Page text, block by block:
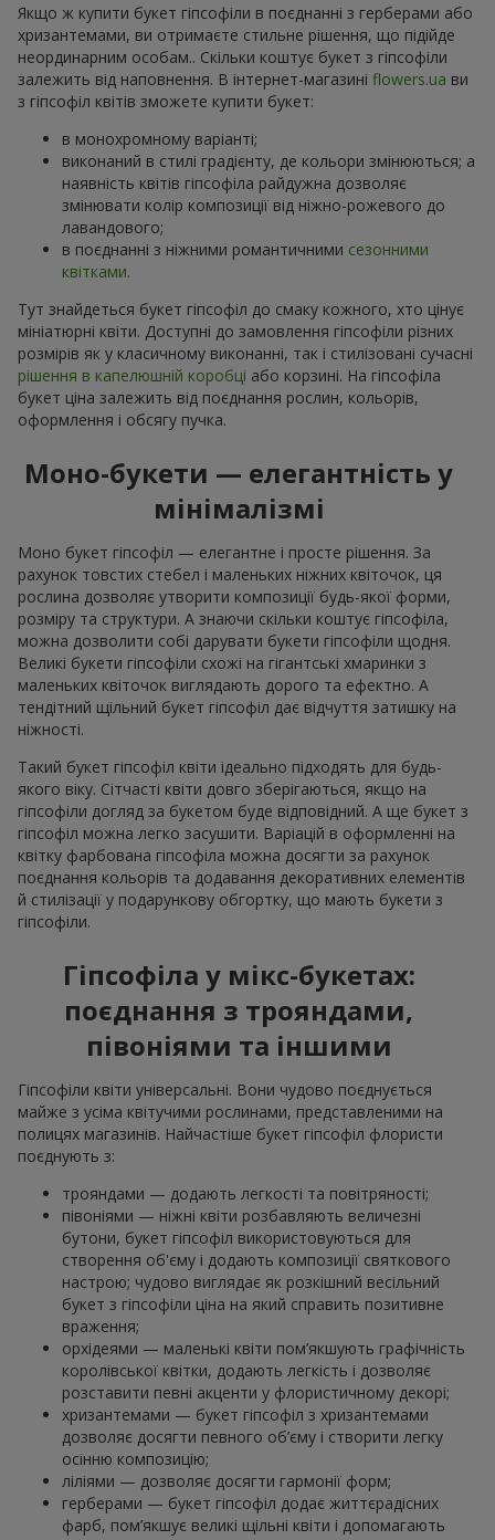
Якщо ж купити букет гіпсофіли в поєднанні з герберами або
хризантемами, ви отримаєте стильне рішення, що підійде
неординарним особам.. Скільки коштує букет з гіпсофіли
залежить від наповнення. В інтернет-магазині flowers.ua ви
з гіпсофіл квітів зможете купити букет:
в монохромному варіанті;
виконаний в стилі градієнту, де кольори змінюються; а
наявність квітів гіпсофіла райдужна дозволяє
змінювати колір композиції від ніжно-рожевого до
лавандового;
в поєднанні з ніжними романтичними сезонними
квітками.
Тут знайдеться букет гіпсофіл до смаку кожного, хто цінує
мініатюрні квіти. Доступні до замовлення гіпсофіли різних
розмірів як у класичному виконанні, так і стилізовані сучасні
рішення в капелюшній коробці або корзині. На гіпсофіла
букет ціна залежить від поєднання рослин, кольорів,
оформлення і обсягу пучка.
Моно-букети — елегантність у
мінімалізмі
Моно букет гіпсофіл — елегантне і просте рішення. За
рахунок товстих стебел і маленьких ніжних квіточок, ця
рослина дозволяє утворити композиції будь-якої форми,
розміру та структури. А знаючи скільки коштує гіпсофіла,
можна дозволити собі дарувати букети гіпсофіли щодня.
Великі букети гіпсофіли схожі на гігантські хмаринки з
маленьких квіточок виглядають дорого та ефектно. А
тендітний щільний букет гіпсофіл дає відчуття затишку на
ніжності.
Такий букет гіпсофіл квіти ідеально підходять для будь-
якого віку. Сітчасті квіти довго зберігаються, якщо на
гіпсофіли догляд за букетом буде відповідний. А ще букет з
гіпсофіл можна легко засушити. Варіацій в оформленні на
квітку фарбована гіпсофіла можна досягти за рахунок
поєднання кольорів та додавання декоративних елементів
й стилізації у подарункову обгортку, що мають букети з
гіпсофіли.
Гіпсофіла у мікс-букетах:
поєднання з трояндами,
півоніями та іншими
Гіпсофіли квіти універсальні. Вони чудово поєднується
майже з усіма квітучими рослинами, представленими на
полицях магазинів. Найчастіше букет гіпсофіл флористи
поєднують з:
трояндами — додають легкості та повітряності;
півоніями — ніжні квіти розбавляють величезні
бутони, букет гіпсофіл використовуються для
створення об'єму і додають композиції святкового
настрою; чудово виглядає як розкішний весільний
букет з гіпсофіли ціна на який справить позитивне
враження;
орхідеями — маленькі квіти пом’якшують графічність
королівської квітки, додають легкість і дозволяє
розставити певні акценти у флористичному декорі;
хризантемами — букет гіпсофіл з хризантемами
дозволяє досягти певного об’єму і створити легку
осінню композицію;
ліліями — дозволяє досягти гармонії форм;
герберами — букет гіпсофіл додає життєрадісних
фарб, пом’якшує великі щільні квіти і допомагають